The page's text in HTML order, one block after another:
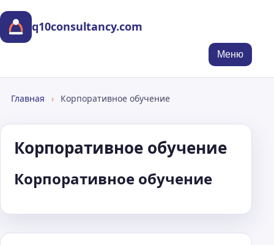
q10consultancy.com
Меню
Главная › Корпоративное обучение
Корпоративное обучение
Корпоративное обучение